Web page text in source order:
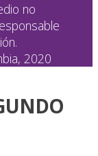
no
2020